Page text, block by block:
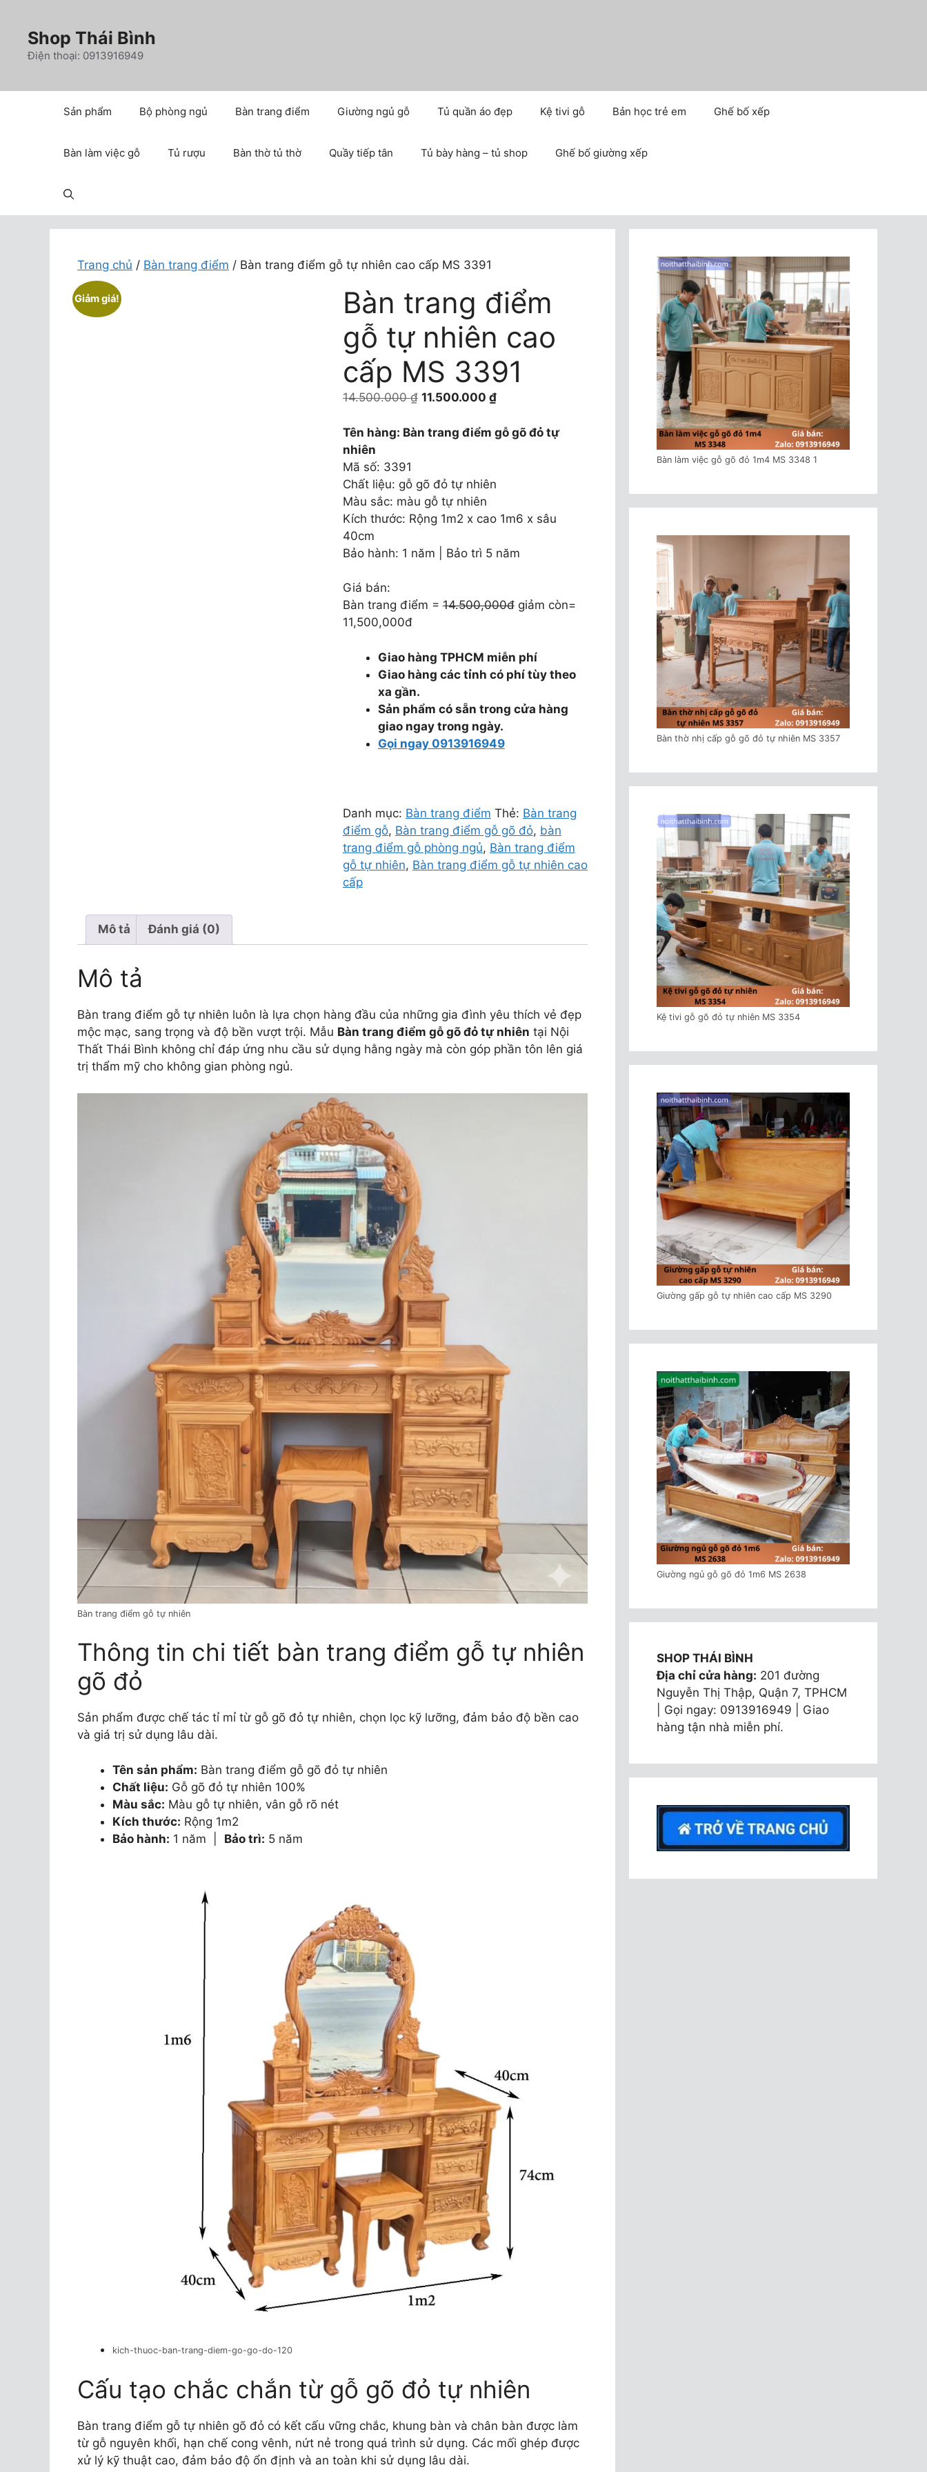
dung
Shop Thái Bình
Điện thoại: 0913916949
Sản phẩm Bộ phòng ngủ Bàn trang điểm Giường ngủ gỗ Tủ quần áo đẹp Kệ tivi gỗ Bản học trẻ em Ghế bố xếp
Bàn làm việc gỗ Tủ rượu Bàn thờ tủ thờ Quầy tiếp tân Tủ bày hàng – tủ shop Ghế bố giường xếp
Trang chủ / Bàn trang điểm / Bàn trang điểm gỗ tự nhiên cao cấp MS 3391
Giảm giá!
Bàn trang điểm
gỗ tự nhiên cao
cấp MS 3391
14.500.000₫ Giá
là:
11.500.000 ₫Giá
tại
Tên hàng: Bàn trang điểm gỗ gõ đỏ tự
nhiên
Mã số: 3391
Chất liệu: gỗ gõ đỏ tự nhiên
Màu sắc: màu gỗ tự nhiên
Kích thước: Rộng 1m2 x cao 1m6 x sâu
40cm
Bảo hành: 1 năm | Bảo trì 5 năm
Giá bán:
Bàn trang điểm =14.500,000đgiảm còn=
11,500,000đ
Giao hàng TPHCM miễn phí
Giao hàng các tỉnh có phí tùy theo
xa gần.
Sản phẩm có sẵn trong cửa hàng
giao ngay trong ngày.
Gọi ngay 0913916949
Danh mục: Bàn trang điểm Thẻ: Bàn trang
điểm gỗ, Bàn trang điểm gỗ gõ đỏ, bàn
trang điểm gỗ phòng ngủ, Bàn trang điểm
gỗ tự nhiên, Bàn trang điểm gỗ tự nhiên cao
cấp
Mô tả Đánh giá (0)
Mô tả
Bàn trang điểm gỗ tự nhiên luôn là lựa chọn hàng đầu của những gia đình yêu thích vẻ đẹp
mộc mạc, sang trọng và độ bền vượt trội. Mẫu Bàn trang điểm gỗ gõ đỏ tự nhiên tại Nội
Thất Thái Bình không chỉ đáp ứng nhu cầu sử dụng hằng ngày mà còn góp phần tôn lên giá
trị thẩm mỹ cho không gian phòng ngủ.
Bàn trang điểm gỗ tự nhiên
Thông tin chi tiết bàn trang điểm gỗ tự nhiên
gõ đỏ
Sản phẩm được chế tác tỉ mỉ từ gỗ gõ đỏ tự nhiên, chọn lọc kỹ lưỡng, đảm bảo độ bền cao
và giá trị sử dụng lâu dài.
Tên sản phẩm: Bàn trang điểm gỗ gõ đỏ tự nhiên
Chất liệu: Gỗ gõ đỏ tự nhiên 100%
Màu sắc: Màu gỗ tự nhiên, vân gỗ rõ nét
Kích thước: Rộng 1m2
Bảo hành: 1 năm | Bảo trì: 5 năm
kich-thuoc-ban-trang-diem-go-go-do-120
Cấu tạo chắc chắn từ gỗ gõ đỏ tự nhiên
Bàn trang điểm gỗ tự nhiên gõ đỏ có kết cấu vững chắc, khung bàn và chân bàn được làm
từ gỗ nguyên khối, hạn chế cong vênh, nứt nẻ trong quá trình sử dụng. Các mối ghép được
xử lý kỹ thuật cao, đảm bảo độ ổn định và an toàn khi sử dụng lâu dài.
Bàn làm việc gỗ gõ đỏ 1m4 MS 3348 1
Bàn thờ nhị cấp gỗ gõ đỏ tự nhiên MS 3357
Kệ tivi gỗ gõ đỏ tự nhiên MS 3354
Giường gấp gỗ tự nhiên cao cấp MS 3290
Giường ngủ gỗ gõ đỏ 1m6 MS 2638
SHOP THÁI BÌNH
Địa chỉ cửa hàng: 201 đường
Nguyễn Thị Thập, Quận 7, TPHCM
| Gọi ngay: 0913916949 | Giao
hàng tận nhà miễn phí.